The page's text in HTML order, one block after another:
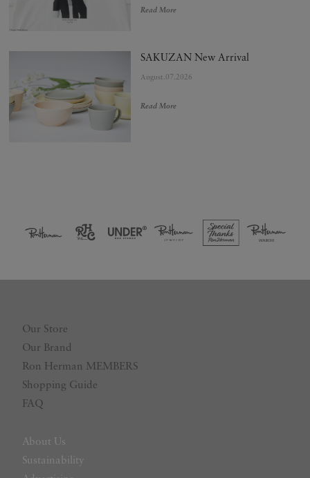
Read More
SAKUZAN New Arrival
August.07.2026
Read More
Our Store
Our Brand
Ron Herman MEMBERS
Shopping Guide
FAQ
About Us
Sustainability